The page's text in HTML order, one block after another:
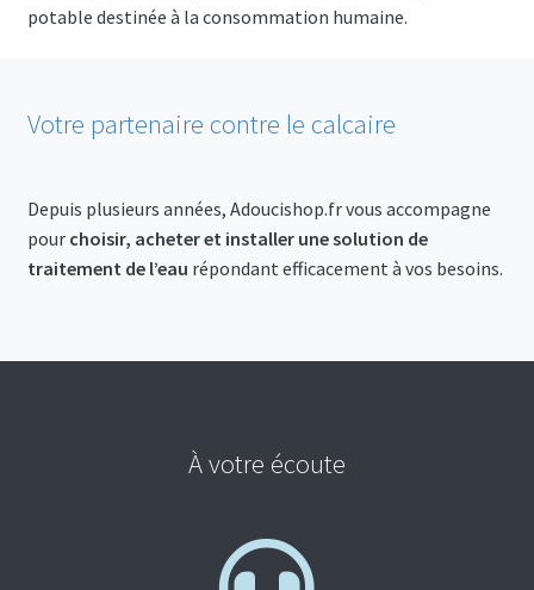
potable destinée à la consommation humaine.
Votre partenaire contre le calcaire
Depuis plusieurs années, Adoucishop.fr vous accompagne
pour choisir, acheter et installer une solution de
traitement de l’eau répondant efficacement à vos besoins.
À votre écoute